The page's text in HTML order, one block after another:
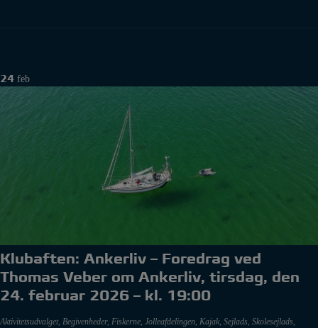
24 feb
Klubaften: Ankerliv – Foredrag ved
Thomas Veber om Ankerliv, tirsdag, den
24. februar 2026 – kl. 19:00
Aktivitetsudvalget, Begivenheder, Fiskerne, Jolleafdelingen, Kajak, Sejlads, Skolesejlads,